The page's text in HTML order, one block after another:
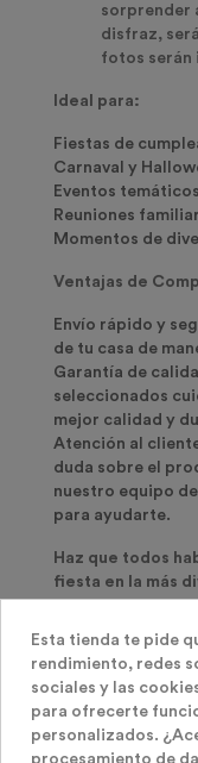
sorprender
disfraz,
fotos serán
Ideal para:
Fiestas de
Carnaval y
Eventos
Reuniones
Momentos de
Ventajas de
Envío rápido y
de tu casa de
Garantía de
seleccionados
mejor calidad y
Atención al
duda sobre el
nuestro equipo
para ayudarte.
Haz que todos
fiesta en la más
Compra ahora y
del año!
- Talla única
Esta tienda te pide
rendimiento, redes
sociales y las
para ofrecerte
personalizados.
procesamiento de